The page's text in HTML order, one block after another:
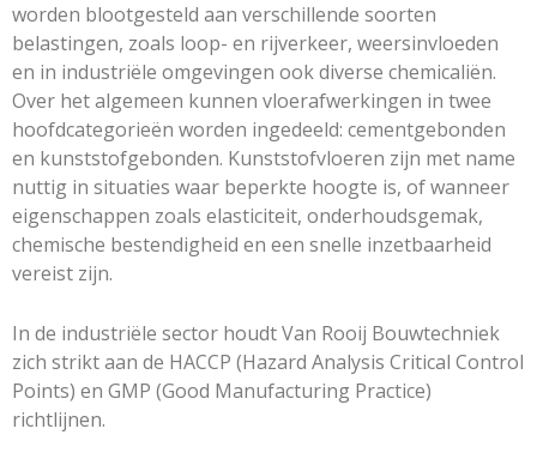
worden blootgesteld aan verschillende soorten
belastingen, zoals loop- en rijverkeer, weersinvloeden
en in industriële omgevingen ook diverse chemicaliën.
Over het algemeen kunnen vloerafwerkingen in twee
hoofdcategorieën worden ingedeeld: cementgebonden
en kunststofgebonden. Kunststofvloeren zijn met name
nuttig in situaties waar beperkte hoogte is, of wanneer
eigenschappen zoals elasticiteit, onderhoudsgemak,
chemische bestendigheid en een snelle inzetbaarheid
vereist zijn.
In de industriële sector houdt Van Rooij Bouwtechniek
zich strikt aan de HACCP (Hazard Analysis Critical Control
Points) en GMP (Good Manufacturing Practice)
richtlijnen.